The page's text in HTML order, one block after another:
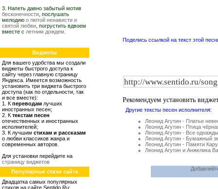
3. Напеть давно забытый мотив
бесконечности , послушать
мелодию о лютой ненависти и
святой любви , погрустить вдвоем
вместе с летним дождем
Виджеты
Для вашего удобства мы создали
виджеты быстрого доступа к
сайту через главную страницу
Яндекса. Имеется возможность
установить три виджета быстрого
доступа (как по отдельности, так
и все вместе):
1. К переводам лучших
иностранных песен;
2. К текстам песен
отечественных и иностранных
исполнителей;
3. К лучшим стихам и рассказам
о любви классиков жанра и
современных авторов.
Для установки перейдите на
страницу виджетов
Популярные стихи сайта
Двадцатка самых популярных
стихов на сайте Sentido.Ru:
Поделись ссылкой на текст этой
Рекомендуем установить
Другие тексты песен исполнителя:
Леонид Агутин - Платье
Леонид Агутин - Птица
Леонид Агутин - Все
Леонид Агутин - Бумажный
Леонид Агутин - Памяти
Леонид Агутин и Анжелика